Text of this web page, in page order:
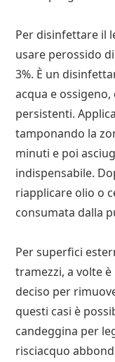
Per disinfettare il
usare perossido
3%. È un
acqua e
persistenti.
tamponando la
minuti e poi
indispensabile.
riapplicare olio o
consumata dalla
Per superfici
tramezzi, a volte
deciso per
questi casi è
candeggina per
risciacquo